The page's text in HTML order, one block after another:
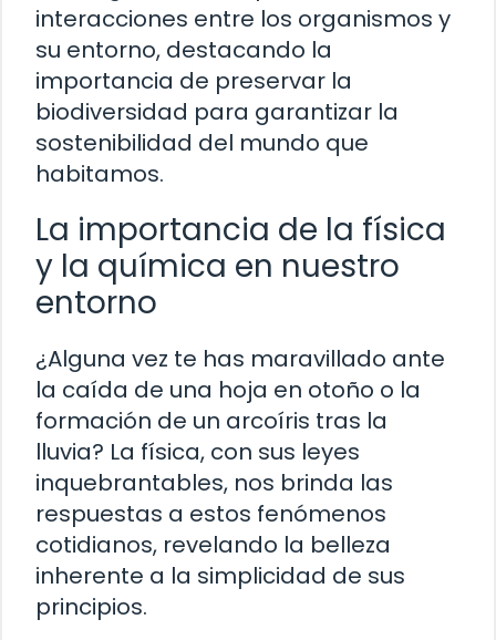
interacciones entre los organismos y
su entorno, destacando la
importancia de preservar la
biodiversidad para garantizar la
sostenibilidad del mundo que
habitamos.
La importancia de la física
y la química en nuestro
entorno
¿Alguna vez te has maravillado ante
la caída de una hoja en otoño o la
formación de un arcoíris tras la
lluvia? La física, con sus leyes
inquebrantables, nos brinda las
respuestas a estos fenómenos
cotidianos, revelando la belleza
inherente a la simplicidad de sus
principios.